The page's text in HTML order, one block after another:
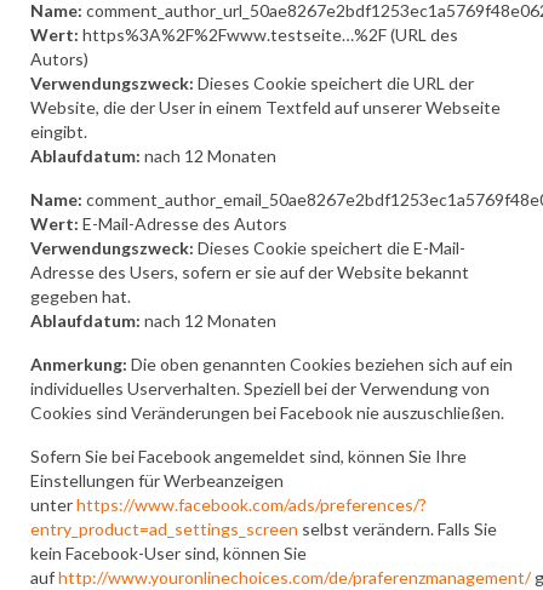
Name:
Wert: https%3A%2F%2Fwww.testseite…%2F (URL des
Autors)
Verwendungszweck: Dieses Cookie speichert die URL der
Website, die der User in einem Textfeld auf unserer Webseite
eingibt.
Ablaufdatum: nach 12 Monaten
Name:
Wert: E-Mail-Adresse des Autors
Verwendungszweck: Dieses Cookie speichert die E-Mail-
Adresse des Users, sofern er sie auf der Website bekannt
gegeben hat.
Ablaufdatum: nach 12 Monaten
Anmerkung: Die oben genannten Cookies beziehen sich auf ein
individuelles Userverhalten. Speziell bei der Verwendung von
Cookies sind Veränderungen bei Facebook nie auszuschließen.
Sofern Sie bei Facebook angemeldet sind, können Sie Ihre
Einstellungen für Werbeanzeigen
unterhttps://www.facebook.com/ads/preferences/?
entry_product=ad_settings_screen selbst verändern. Falls Sie
kein Facebook-User sind, können Sie
aufhttp://www.youronlinechoices.com/de/praferenzmanagement/